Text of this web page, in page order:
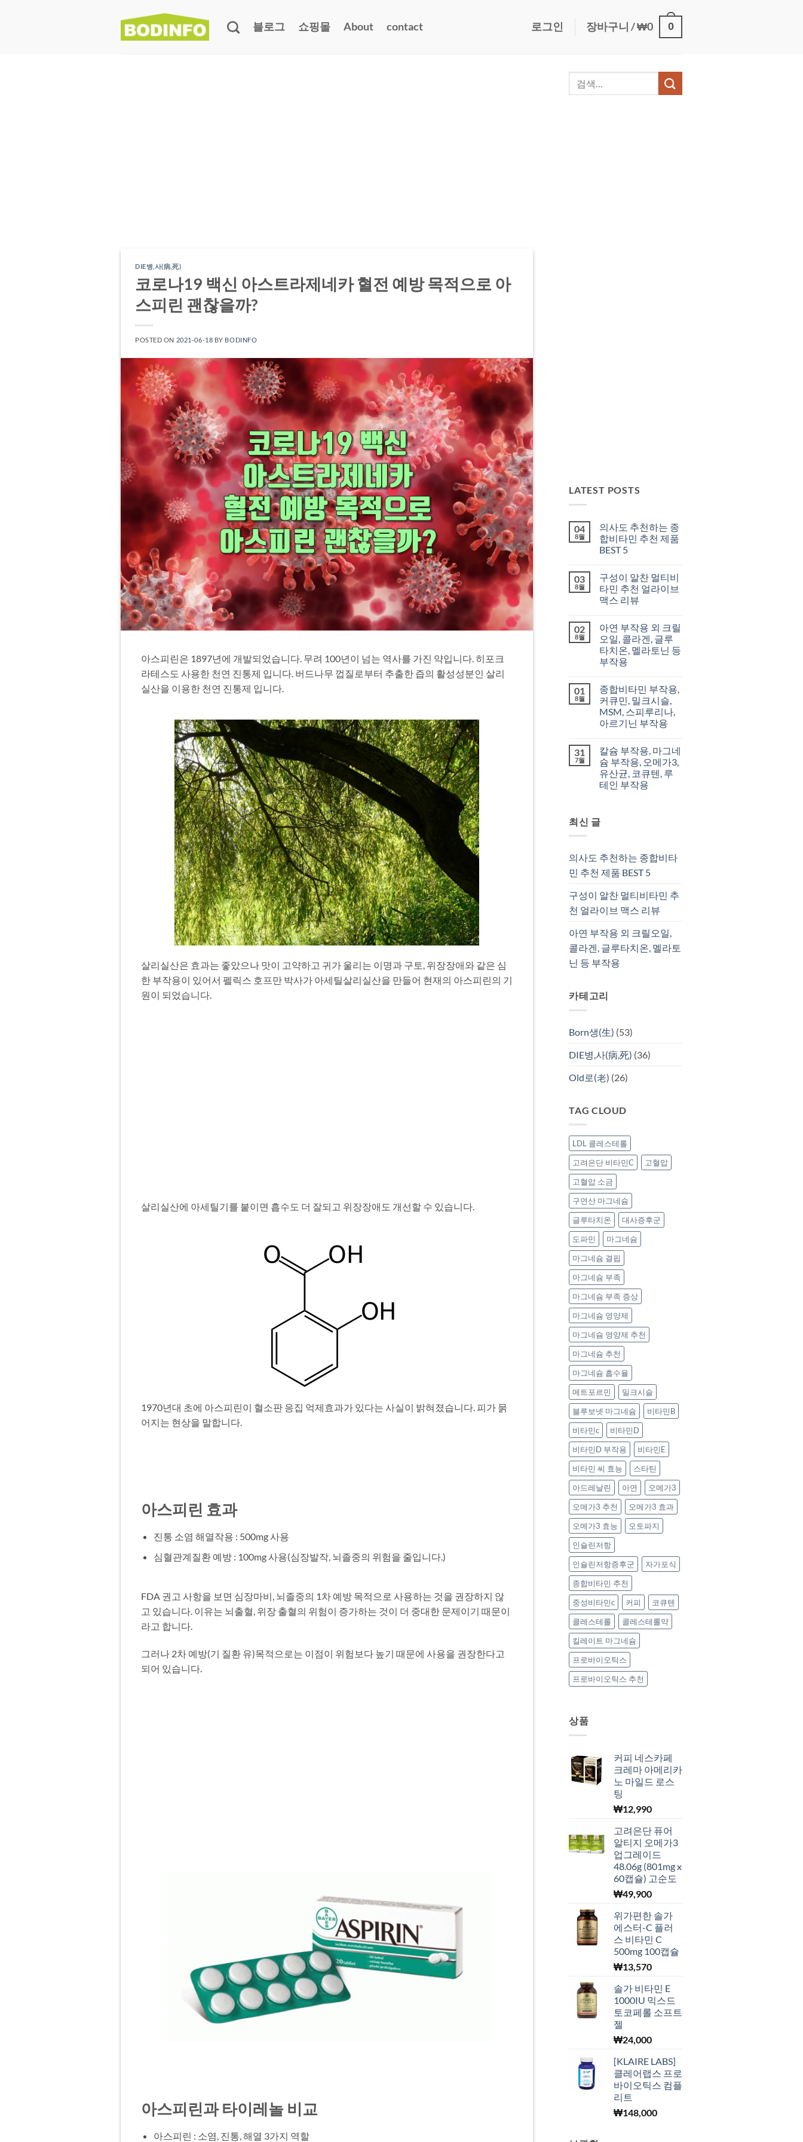
블로그 쇼핑몰 About contact 로그인 장바구니 /₩0 0
DIE병,사(病,死)
코로나19 백신 아스트라제네카 혈전 예방 목적으로 아
스피린 괜찮을까?
POSTED ON 2021-06-18 BY BODINFO
아스피린은 1897년에 개발되었습니다 무려 100년이 넘는 역사를 가진 약입니다 히포크
라테스도 사용한 천연 진통제 입니다 버드나무 껍질로부터 추출한 즙의 활성성분인 살리
실산을 이용한 천연 진통제 입니다
살리실산은 효과는 좋았으나 맛이 고약하고 귀가 울리는 이명과 구토, 위장장애와 같은 심
한 부작용이 있어서 펠릭스 호프만 박사가 아세틸살리실산을 만들어 현재의 아스피린의 기
원이 되었습니다.
살리실산에 아세틸기를 붙이면 흡수도 더 잘되고 위장장애도 개선할 수 있습니다.
1970년대 초에 아스피린이 혈소판 응집 억제효과가 있다는 사실이 밝혀졌습니다. 피가 묽
어지는 현상을 말합니다.
아스피린 효과
진통 소염 해열작용 : 500mg 사용
심혈관계질환 예방 : 100mg 사용(심장발작, 뇌졸중의 위험을 줄입니다.)
FDA 권고 사항을 보면 심장마비, 뇌졸중의 1차 예방 목적으로 사용하는 것을 권장하지 않
고 있습니다. 이유는 뇌출혈, 위장 출혈의 위험이 증가하는 것이 더 중대한 문제이기 때문이
라고 합니다.
그러나 2차 예방(기 질환 유)목적으로는 이점이 위험보다 높기 때문에 사용을 권장한다고
되어 있습니다.
아스피린과 타이레놀 비교
아스피린 : 소염, 진통, 해열 3가지 역할
LATEST POSTS
04
8월
의사도 추천하는 종
합비타민 추천 제품
BEST 5
03
8월
구성이 알찬 멀티비
타민 추천 얼라이브
맥스 리뷰
02
8월
아연 부작용 외 크릴
오일, 콜라겐, 글루
타치온, 멜라토닌 등
부작용
01
8월
종합비타민 부작용,
커큐민, 밀크시슬,
MSM, 스피루리나,
아르기닌 부작용
31
7월
칼슘 부작용, 마그네
슘 부작용, 오메가3,
유산균, 코큐텐, 루
테인 부작용
최신 글
의사도 추천하는 종합비타
민 추천 제품 BEST 5
구성이 알찬 멀티비타민 추
천 얼라이브 맥스 리뷰
아연 부작용 외 크릴오일,
콜라겐, 글루타치온, 멜라토
닌 등 부작용
카테고리
Born생(生) (53)
DIE병,사(病,死) (36)
Old로(老) (26)
TAG CLOUD
LDL 콜레스테롤
고려은단 비타민C
고혈압
고혈압 소금
구연산 마그네슘
글루타치온
대사증후군
도파민
마그네슘
마그네슘 결핍
마그네슘 부족
마그네슘 부족 증상
마그네슘 영양제
마그네슘 영양제 추천
마그네슘 추천
마그네슘 흡수율
메트포르민
밀크시슬
블루보넷 마그네슘
비타민B
비타민c
비타민D
비타민D 부작용
비타민E
비타민 씨 효능
스타틴
아드레날린
아연
오메가3
오메가3 추천
오메가3 효과
오메가3 효능
오토파지
인슐린저항
인슐린저항증후군
자가포식
종합비타민 추천
중성비타민c
커피
코큐텐
콜레스테롤
콜레스테롤약
킬레이트 마그네슘
프로바이오틱스
프로바이오틱스 추천
상품
커피 네스카페
크레마 아메리카
노 마일드 로스
팅
₩12,990
고려은단 퓨어
알티지 오메가3
업그레이드
48.06g (801mg x
60캡슐) 고순도
₩49,900
위가편한 솔가
에스터-C 플러
스 비타민 C
500mg 100캡슐
₩13,570
솔가 비타민 E
1000IU 믹스드
토코페롤 소프트
젤
₩24,000
[KLAIRE LABS]
클레어랩스 프로
바이오틱스 컴플
리트
₩148,000